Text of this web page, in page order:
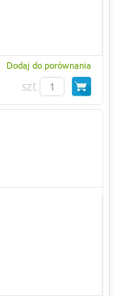
Dodaj do porównania
szt